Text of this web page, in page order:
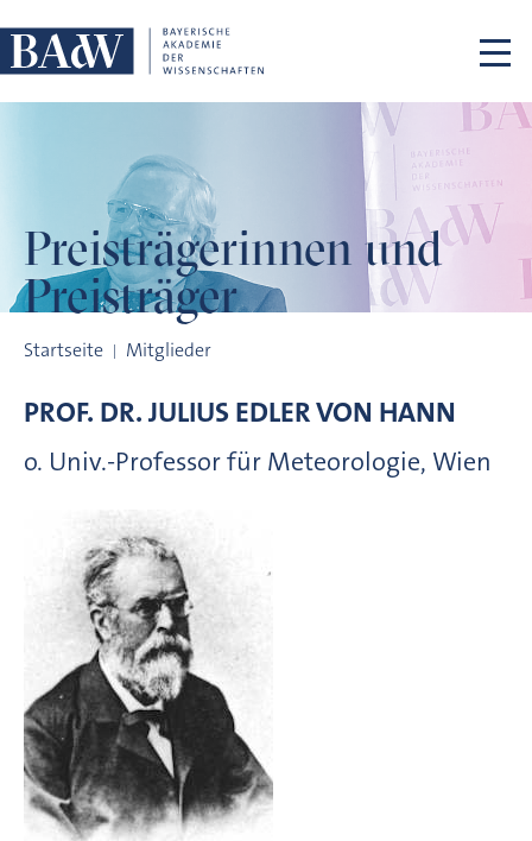
Preisträgerinnen und
Preisträger
Startseite Mitglieder
PROF. DR.JULIUS EDLER VON HANN
o. Univ.-Professor für Meteorologie, Wien